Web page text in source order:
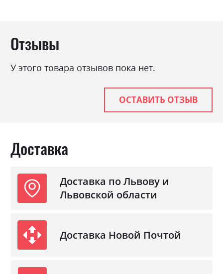
Отзывы
У этого товара отзывов пока нет.
ОСТАВИТЬ ОТЗЫВ
Доставка
Доставка по Львову и
Львовской области
Доставка Новой Почтой